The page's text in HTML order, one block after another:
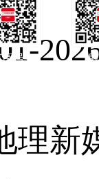
阅号
理新